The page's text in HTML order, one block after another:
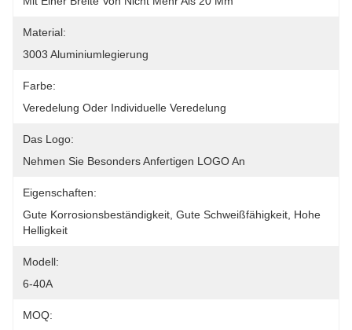
Material:
3003 Aluminiumlegierung
Farbe:
Veredelung Oder Individuelle Veredelung
Das Logo:
Nehmen Sie Besonders Anfertigen LOGO An
Eigenschaften:
Gute Korrosionsbeständigkeit, Gute Schweißfähigkeit, Hohe
Helligkeit
Modell:
6-40A
MOQ: